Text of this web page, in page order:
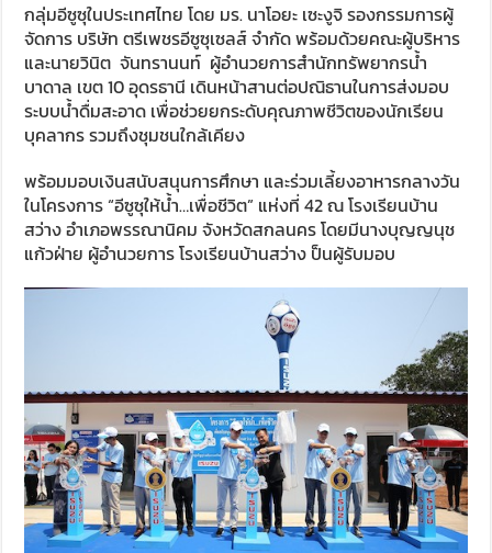
กลุ่มอีซูซุในประเทศไทย โดย มร. นาโอยะ เซะงูจิ รองกรรมการผู้
จัดการ บริษัท ตรีเพชรอีซูซุเซลส์ จำกัด พร้อมด้วยคณะผู้บริหาร
และนายวินิต จันทรานนท์ ผู้อำนวยการสำนักทรัพยากรน้ำ
บาดาล เขต 10 อุดรธานี เดินหน้าสานต่อปณิธานในการส่งมอบ
ระบบน้ำดื่มสะอาด เพื่อช่วยยกระดับคุณภาพชีวิตของนักเรียน
บุคลากร รวมถึงชุมชนใกล้เคียง
พร้อมมอบเงินสนับสนุนการศึกษา และร่วมเลี้ยงอาหารกลางวัน
ในโครงการ “อีซูซุให้น้ำ…เพื่อชีวิต” แห่งที่ 42 ณ โรงเรียนบ้าน
สว่าง อำเภอพรรณานิคม จังหวัดสกลนคร โดยมีนางบุญญนุช
แก้วฝ่าย ผู้อำนวยการ โรงเรียนบ้านสว่าง ป็นผู้รับมอบ